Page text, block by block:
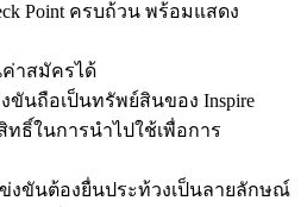
Point ครบถ้วน พร้อมแสดง
าสมัครได้
ขันถือเป็นทรัพย์สินของ Inspire
ทธิ์ในการนำไปใช้เพื่อการ
งขันต้องยื่นประท้วงเป็นลายลักษณ์